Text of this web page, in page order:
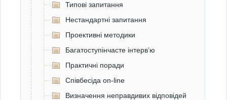
Типові запитання
Нестандартні запитання
Проективні методики
Багатоступінчасте інтерв’ю
Практичні поради
Співбесіда on-line
Визначення неправдивих відповідей